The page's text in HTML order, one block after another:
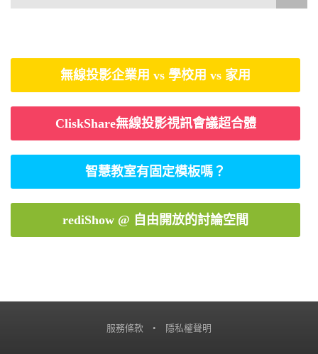
無線投影企業用 vs 學校用 vs 家用
CliskShare無線投影視訊會議超合體
智慧教室有固定模板嗎？
rediShow @ 自由開放的討論空間
服務條款 • 隱私權聲明